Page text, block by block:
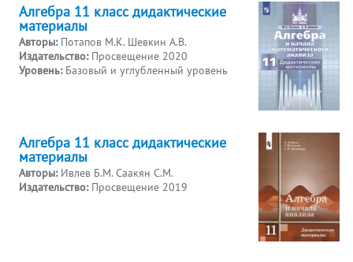
Алгебра 11 класс дидактические
материалы
Авторы: Потапов М.К. Шевкин А.В.
Издательство: Просвещение 2020
Уровень: Базовый и углубленный уровень
Алгебра 11 класс дидактические
материалы
Авторы: Ивлев Б.М. Саакян С.М.
Издательство: Просвещение 2019